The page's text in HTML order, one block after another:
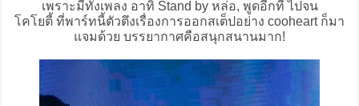
เพราะมีทั้งเพลง อาทิ Stand by หล่อ, พูดอีกที ไปจน
โคโยตี้ ที่พาร์ทนี้ตัวตึงเรื่องการออกสเต็ปอย่าง cooheart ก็มา
แจมด้วย บรรยากาศคือสนุกสนานมาก!